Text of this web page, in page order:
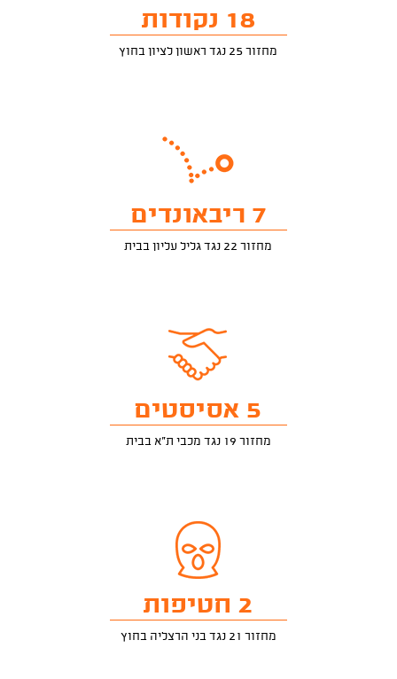
18 נקודות
מחזור 25 נגד ראשון לציון בחוץ
7 ריבאונדים
מחזור 22 נגד גליל עליון בבית
5 אסיסטים
מחזור 19 נגד מכבי ת"א בבית
2 חטיפות
מחזור 21 נגד בני הרצליה בחוץ